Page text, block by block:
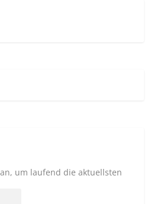
um laufend die aktuellsten